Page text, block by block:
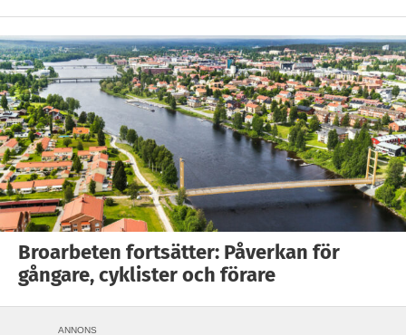
Broarbeten fortsätter: Påverkan för
gångare, cyklister och förare
ANNONS